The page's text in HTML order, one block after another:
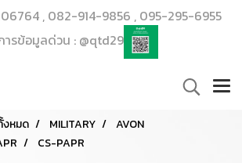
, 082-914-9856 , 095-295-6955
ารข้อมูลด่วน : @qtd29
งหมด MILITARY
AVON
CS-PAPR